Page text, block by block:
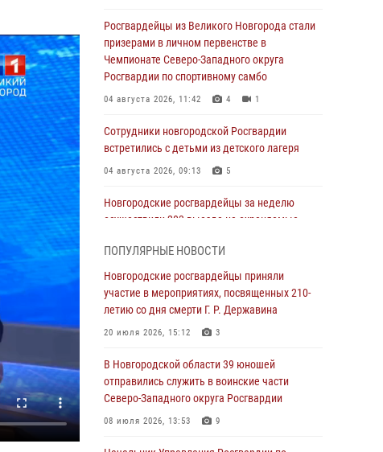
Росгвардейцы из Великого Новгорода стали
призерами в личном первенстве в
Чемпионате Северо-Западного округа
Росгвардии по спортивному самбо
04 августа 2026, 11:42 4 1
Сотрудники новгородской Росгвардии
встретились с детьми из детского лагеря
04 августа 2026, 09:13 5
Новгородские росгвардейцы за неделю
осуществили 203 выезда на охраняемые
Радиоэфир программы "Новости дня" на
радио "Радио53" от 30 июля 2026 года.
Новгородские призывники приняли присягу в
Росгвардии.
30 июля 2026, 16:00 1
В Великом Новгороде сотрудники центра
Росгвардии провели телефонную «горячую
ПОПУЛЯРНЫЕ НОВОСТИ
Новгородские росгвардейцы приняли
участие в мероприятиях, посвященных 210-
летию со дня смерти Г. Р. Державина
20 июля 2026, 15:12 3
В Новгородской области 39 юношей
отправились служить в воинские части
Северо-Западного округа Росгвардии
08 июля 2026, 13:53 9